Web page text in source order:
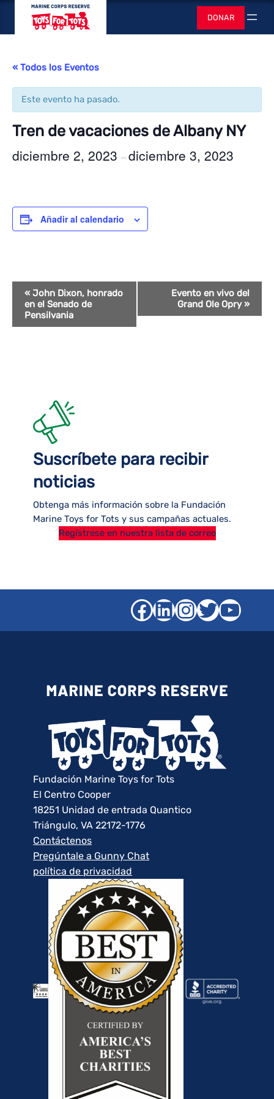
Juguetes
DONAR Buscar
« Todos los Eventos
Este evento ha pasado.
Tren de vacaciones de Albany NY
diciembre 2, 2023 –diciembre 3, 2023
Añadir al calendario
Evento
Navegación
« John Dixon, honrado
en el Senado de
Pensilvania
Evento en vivo del
Grand Ole Opry »
Suscríbete para recibir
noticias
Obtenga más información sobre la Fundación
Marine Toys for Tots y sus campañas actuales.
Regístrese en nuestra lista de correo
Facebook
LinkedIn
Gorjeo
Fundación Marine Toys for Tots
El Centro Cooper
18251 Unidad de entrada Quantico
Triángulo, VA 22172-1776
Contáctenos
Pregúntale a Gunny Chat
política de privacidad